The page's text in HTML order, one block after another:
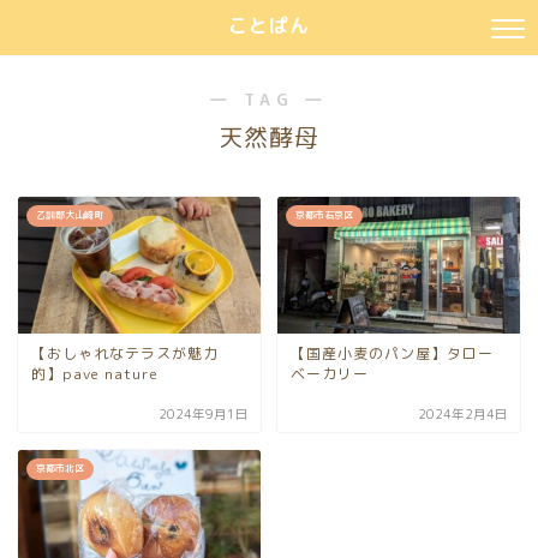
ことぱん
― TAG ―
天然酵母
乙訓郡大山崎町
【おしゃれなテラスが魅力
的】pave nature
2024年9月1日
京都市右京区
【国産小麦のパン屋】タロー
ベーカリー
2024年2月4日
京都市北区